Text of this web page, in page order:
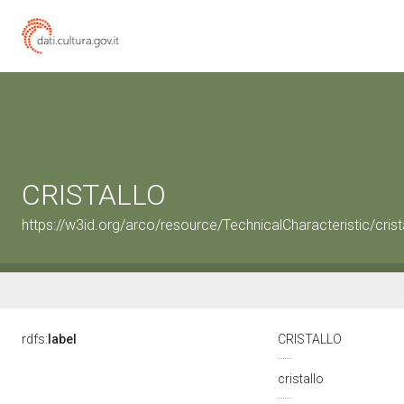
CRISTALLO
https://w3id.org/arco/resource/TechnicalCharacteristic/
rdfs: label CRISTALLO
cristallo